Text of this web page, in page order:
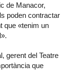
de Manacor,
poden contractar
que «tenim un
gerent del Teatre
que